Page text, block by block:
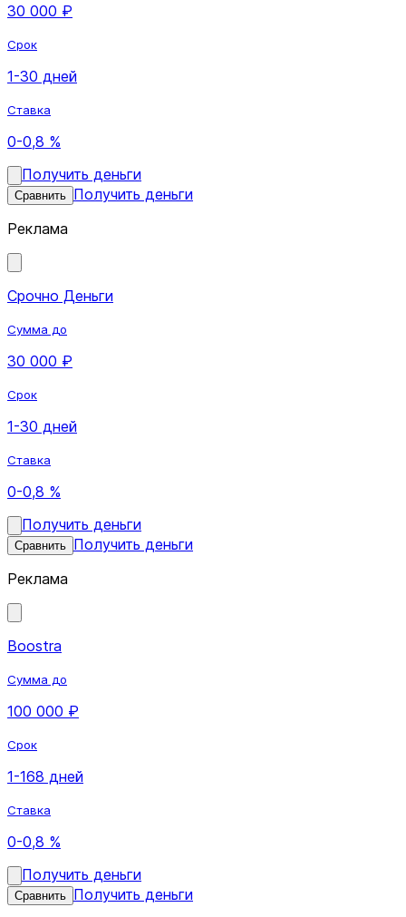
30 000 ₽
Срок
1-30 дней
Ставка
0-0,8 %
Получить деньги
Сравнить Получить деньги
Реклама
Срочно Деньги
Сумма до
30 000 ₽
Срок
1-30 дней
Ставка
0-0,8 %
Получить деньги
Сравнить Получить деньги
Реклама
Boostra
Сумма до
100 000 ₽
Срок
1-168 дней
Ставка
0-0,8 %
Получить деньги
Сравнить Получить деньги